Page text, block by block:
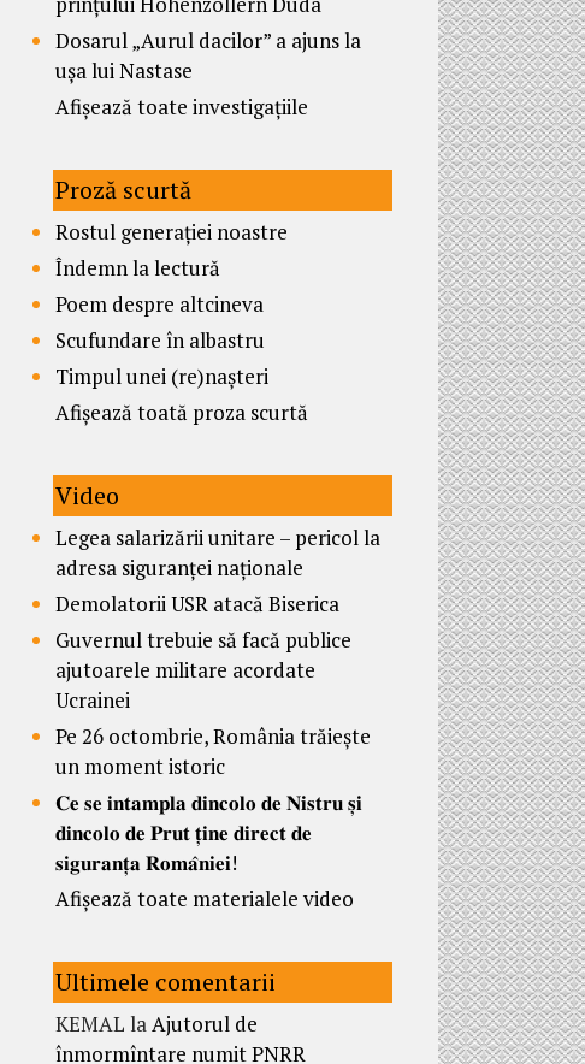
Dosarul „Aurul dacilor” a ajuns la
ușa lui Nastase
Afișează toate investigațiile
Proză scurtă
Rostul generației noastre
Îndemn la lectură
Poem despre altcineva
Scufundare în albastru
Timpul unei (re)nașteri
Afișează toată proza scurtă
Video
Legea salarizării unitare – pericol la
adresa siguranței naționale
Demolatorii USR atacă Biserica
Guvernul trebuie să facă publice
ajutoarele militare acordate
Ucrainei
Pe 26 octombrie, România trăiește
un moment istoric
𝐂𝐞 𝐬𝐞 𝐢𝐧𝐭𝐚𝐦𝐩𝐥𝐚 𝐝𝐢𝐧𝐜𝐨𝐥𝐨 𝐝𝐞 𝐍𝐢𝐬𝐭𝐫𝐮 𝐬̦𝐢
𝐝𝐢𝐧𝐜𝐨𝐥𝐨 𝐝𝐞 𝐏𝐫𝐮𝐭 𝐭̦𝐢𝐧𝐞 𝐝𝐢𝐫𝐞𝐜𝐭 𝐝𝐞
𝐬𝐢𝐠𝐮𝐫𝐚𝐧𝐭̦𝐚 𝐑𝐨𝐦𝐚̂𝐧𝐢𝐞𝐢!
Afișează toate materialele video
Ultimele comentarii
KEMAL laAjutorul de
înmormîntare numit PNRR